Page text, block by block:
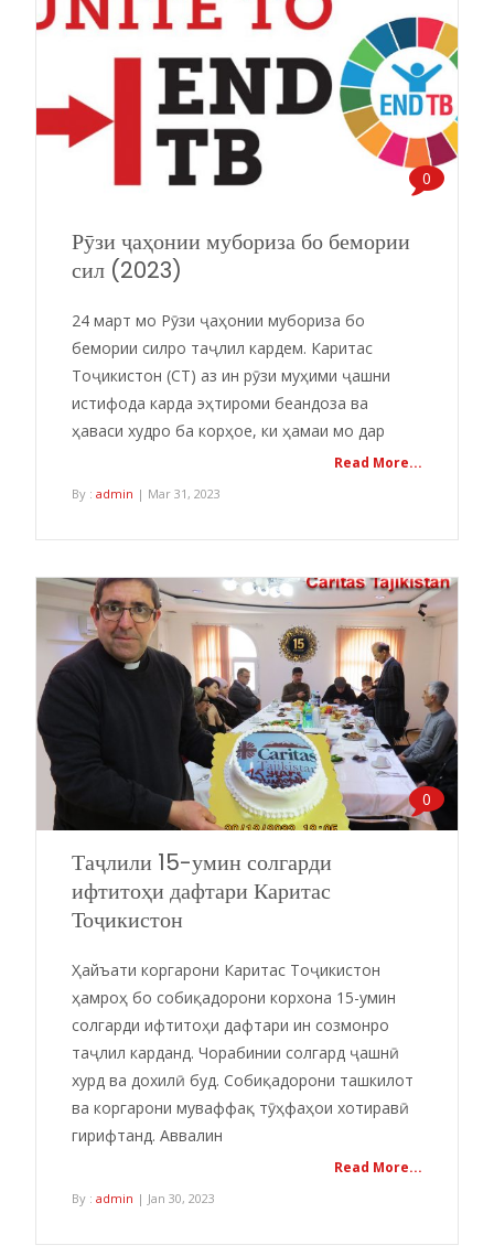
0
Рӯзи ҷаҳонии мубориза бо бемории
сил (2023)
24 март мо Рӯзи ҷаҳонии мубориза бо
бемории силро таҷлил кардем. Каритас
Тоҷикистон (CT) аз ин рӯзи муҳими ҷашни
истифода карда эҳтироми беандоза ва
ҳаваси худро ба корҳое, ки ҳамаи мо дар
Read More...
By : admin | Mar 31, 2023
0
Таҷлили 15-умин солгарди
ифтитоҳи дафтари Каритас
Тоҷикистон
Ҳайъати коргарони Каритас Тоҷикистон
ҳамроҳ бо собиқадорони корхона 15-умин
солгарди ифтитоҳи дафтари ин созмонро
таҷлил карданд. Чорабинии солгард ҷашнӣ
хурд ва дохилӣ буд. Собиқадорони ташкилот
ва коргарони муваффақ тӯҳфаҳои хотиравӣ
гирифтанд. Аввалин
Read More...
By : admin | Jan 30, 2023